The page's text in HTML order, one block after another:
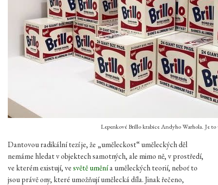
Lepenkové Brillo krabice Andyho Warhola. Je to
Dantovou radikální tezí je, že „uměleckost“ uměleckých děl
nemáme hledat v objektech samotných, ale mimo ně, v prostředí,
ve kterém existují, vesvětě uměnía uměleckých teorií, neboť to
jsou právě ony, které umožňují umělecká díla. Jinak řečeno,